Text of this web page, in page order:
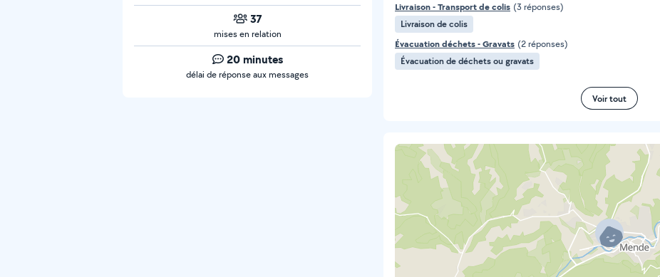
37
mises en relation
20 minutes
délai de réponse aux messages
Livraison - Transport de colis (3 réponses)
Livraison de colis
Évacuation déchets - Gravats (2 réponses)
Évacuation de déchets ou gravats
Voir tout